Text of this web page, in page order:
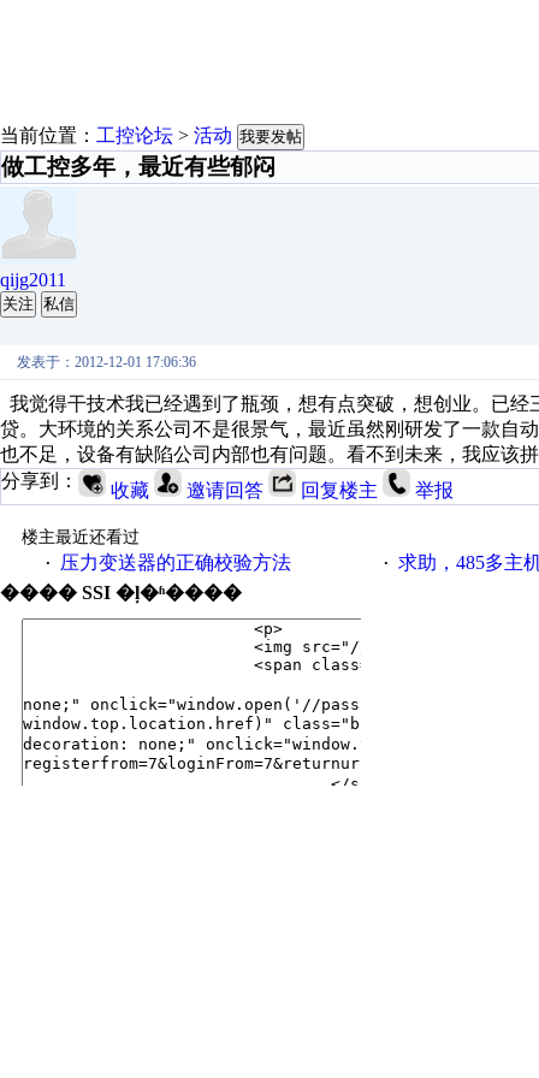
当前位置： 工控论坛 > 活动 我要发帖
做工控多年，最近有些郁闷
qijg2011
关注 私信
发表于：2012-12-01 17:06:36
我觉得干技术我已经遇到了瓶颈，想有点突破，想创业。已
贷。大环境的关系公司不是很景气，最近虽然刚研发了一款自
也不足，设备有缺陷公司内部也有问题。看不到未来，我应该
分享到：
收藏 邀请回答 回复楼主 举报
楼主最近还看过
·
压力变送器的正确校验方法 · 求助，485多主
���� SSI �ļ�ʱ����